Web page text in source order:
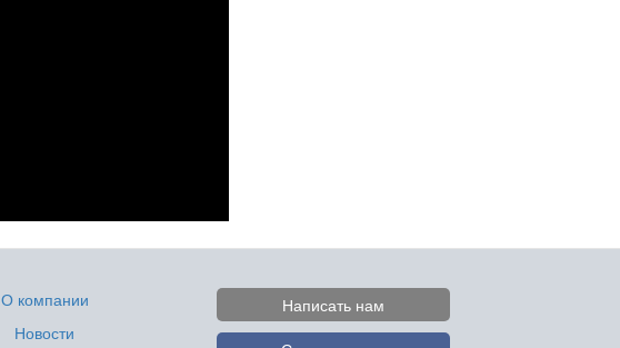
О компании
Новости
Написать нам